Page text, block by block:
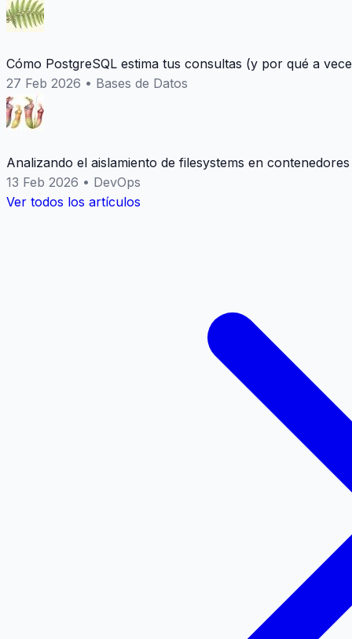
Cómo PostgreSQL estima tus consultas (y por qué a
27 Feb 2026 • Bases de Datos
Analizando el aislamiento de filesystems en
13 Feb 2026 • DevOps
Ver todos los artículos